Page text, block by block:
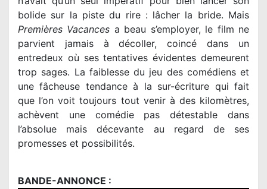
bolide sur la piste du rire : lâcher la bride. Mais
Premières Vacances a beau s’employer, le film ne
parvient jamais à décoller, coincé dans un
entredeux où ses tentatives évidentes demeurent
trop sages. La faiblesse du jeu des comédiens et
une fâcheuse tendance à la sur-écriture qui fait
que l’on voit toujours tout venir à des kilomètres,
achèvent une comédie pas détestable dans
l’absolue mais décevante au regard de ses
promesses et possibilités.
BANDE-ANNONCE :